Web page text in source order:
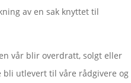
av en sak knyttet til
vår blir overdratt, solgt eller
utlevert til våre rådgivere og